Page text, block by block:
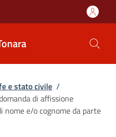
e stato civile /
di affissione
nome e/o cognome da parte